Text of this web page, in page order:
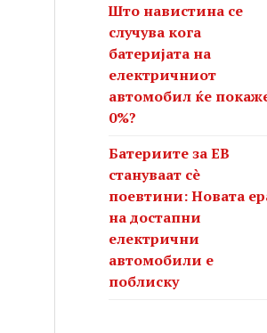
Што навистина се
случува кога
батеријата на
електричниот
автомобил ќе
0%?
Батериите за ЕВ
стануваат сè
поевтини: Новата
на достапни
електрични
автомобили е
поблиску